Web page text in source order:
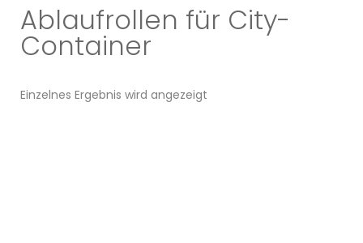
Ablaufrollen für City-
Container
Einzelnes Ergebnis wird angezeigt